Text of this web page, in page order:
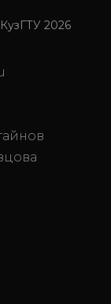
2026